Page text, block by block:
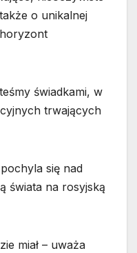
o unikalnej
świadkami, w
trwających
się nad
świata na rosyjską
miał – uważa